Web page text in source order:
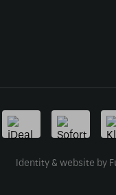
Identity & website by